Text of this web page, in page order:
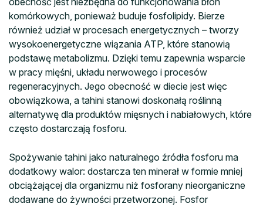
komórkowych, ponieważ buduje fosfolipidy. Bierze
również udział w procesach energetycznych – tworzy
wysokoenergetyczne wiązania ATP, które stanowią
podstawę metabolizmu. Dzięki temu zapewnia wsparcie
w pracy mięśni, układu nerwowego i procesów
regeneracyjnych. Jego obecność w diecie jest więc
obowiązkowa, a tahini stanowi doskonałą roślinną
alternatywę dla produktów mięsnych i nabiałowych, które
często dostarczają fosforu.
Spożywanie tahini jako naturalnego źródła fosforu ma
dodatkowy walor: dostarcza ten minerał w formie mniej
obciążającej dla organizmu niż fosforany nieorganiczne
dodawane do żywności przetworzonej. Fosfor